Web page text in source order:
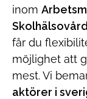
inom
får du
möjlighet att
mest. Vi
aktörer i